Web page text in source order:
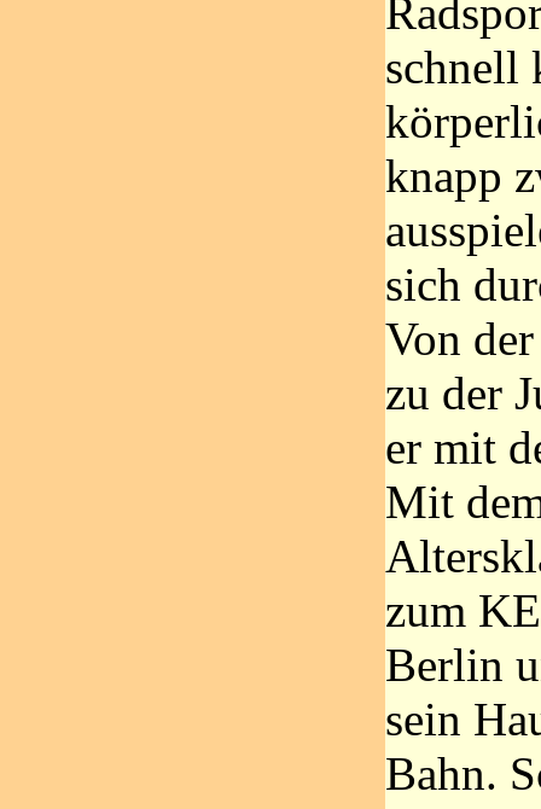
schnell
knapp
sich
Von
zu der
er mit
Mit
zum
Berlin
sein
Bahn.